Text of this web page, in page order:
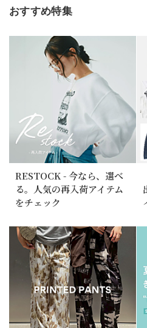
おすすめ特集
RESTOCK - 今なら、選べ
る。人気の再入荷アイテム
をチェック